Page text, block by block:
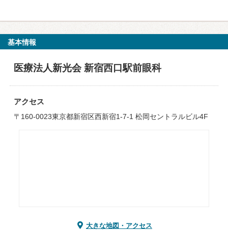
基本情報
医療法人新光会 新宿西口駅前眼科
アクセス
〒160-0023東京都新宿区西新宿1-7-1 松岡セントラルビル4F
大きな地図・アクセス